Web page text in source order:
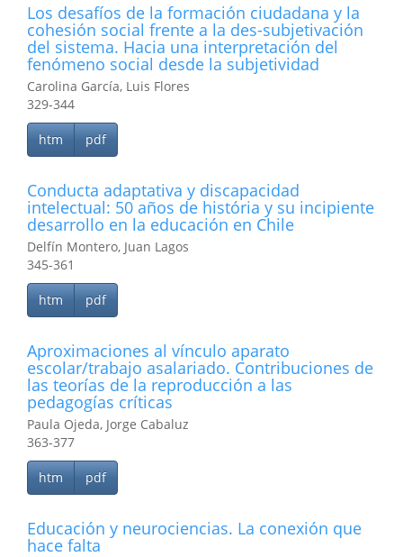
Los desafíos de la formación ciudadana y la
cohesión social frente a la des-subjetivación
del sistema. Hacia una interpretación del
fenómeno social desde la subjetividad
Carolina García, Luis Flores
329-344
htm pdf
Conducta adaptativa y discapacidad
intelectual: 50 años de história y su incipiente
desarrollo en la educación en Chile
Delfín Montero, Juan Lagos
345-361
htm pdf
Aproximaciones al vínculo aparato
escolar/trabajo asalariado. Contribuciones de
las teorías de la reproducción a las
pedagogías críticas
Paula Ojeda, Jorge Cabaluz
363-377
htm pdf
Educación y neurociencias. La conexión que
hace falta